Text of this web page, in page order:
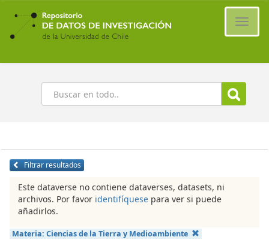
Ir
contenido
principal
Buscar
Filtrar resultados
Este dataverse no contiene dataverses, datasets, ni
archivos. Por favor identifíquese para ver si puede
añadirlos.
Materia: Ciencias de la Tierra y Medioambiente